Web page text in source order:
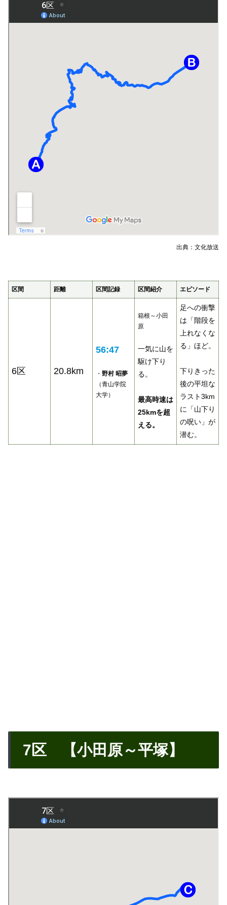
出典：文化放送
区間 距離 区間記録 区間紹介 エピソード
6区 20.8km
56:47
・ 野村 昭夢
（青山学院
大学）
箱根～小田
原
一気に山を
駆け下り
る。
最高時速は
25kmを超
える。
足への衝撃
は「階段を
上れなくな
る」ほど。
下りきった
後の平坦な
ラスト3km
に「山下り
の呪い」が
潜む。
7区 【小田原～平塚】